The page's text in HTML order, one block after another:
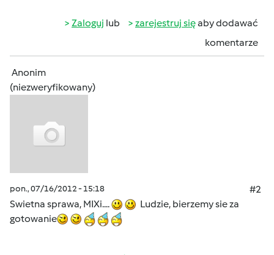
Zaloguj lub zarejestruj sięaby dodawać
komentarze
Anonim
(niezweryfikowany)
pon., 07/16/2012 - 15:18
#2
Swietna sprawa, MIXi....
Ludzie, bierzemy sie za
gotowanie